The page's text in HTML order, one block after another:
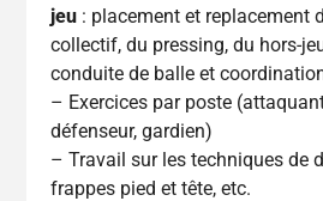
jeu : placement et replacement
collectif, du pressing, du hors-
conduite de balle et
– Exercices par poste
défenseur, gardien)
– Travail sur les techniques de
frappes pied et tête, etc.